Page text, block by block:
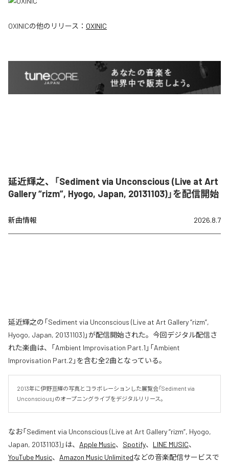
OXINICの他のリリース： OXINIC
延近輝之、「Sediment via Unconscious (Live at Art
Gallery “rizm”, Hyogo, Japan, 20131103)」を配信開始
新曲情報 2026.8.7
延近輝之の「Sediment via Unconscious (Live at Art Gallery “rizm”,
Hyogo, Japan, 20131103)」が配信開始された。今回デジタル配信さ
れた楽曲は、「Ambient Improvisation Part.1」「Ambient
Improvisation Part.2」を含む全2曲となっている。
2013年に伊野亘輝の写真とコラボレーションした展覧会「Sediment via
Unconscious」のオープニングライブをデジタルリリース。
なお「Sediment via Unconscious (Live at Art Gallery “rizm”, Hyogo,
Japan, 20131103)」は、 Apple Music、 Spotify、 LINE MUSIC、
YouTube Music、 Amazon Music Unlimitedなどの音楽配信サービスで